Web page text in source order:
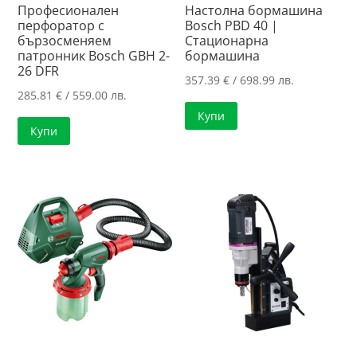
Професионален
перфоратор с
бързосменяем
патронник Bosch GBH 2-
26 DFR
285.81€ / 559.00 лв.
Купи
Настолна бормашина
Bosch PBD 40 |
Стационарна
бормашина
357.39€ / 698.99 лв.
Купи